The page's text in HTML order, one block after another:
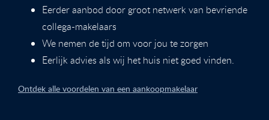
Eerder aanbod door groot netwerk van bevriende
collega-makelaars
We nemen de tijd om voor jou te zorgen
Eerlijk advies als wij het huis niet goed vinden.
Ontdek alle voordelen van een aankoopmakelaar